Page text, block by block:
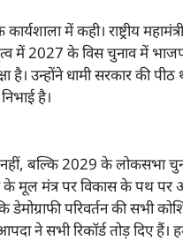
में कही। राष्ट्रीय
में 2027 के विस चुनाव में
उन्होंने धामी सरकार की पीठ
है।
नहीं, बल्कि 2029 के लोकसभा
के मूल मंत्र पर विकास के पथ
डेमोग्राफी परिवर्तन की सभी
ने सभी रिकॉर्ड तोड़ दिए हैं।